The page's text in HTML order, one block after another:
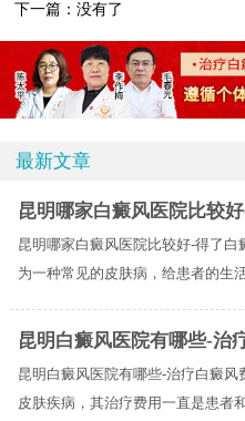
下一篇：没有了
最新文章
昆明哪家白癜风医院比较
昆明哪家白癜风医院比较好-得了
为一种常见的皮肤病，给患者的生
昆明白癜风医院有哪些-治
昆明白癜风医院有哪些-治疗白癜
皮肤疾病，其治疗费用一直是患者